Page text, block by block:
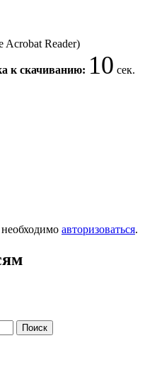
Acrobat Reader)
к скачиванию: 10 сек.
авторизоваться.